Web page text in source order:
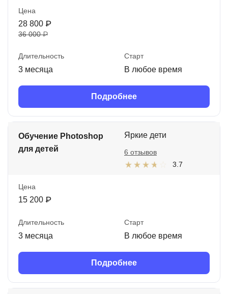
Цена
28 800 ₽
36 000 ₽
Длительность
3 месяца
Старт
В любое время
Подробнее
Обучение Photoshop
для детей
Яркие дети
3.7
6 отзывов
Цена
15 200 ₽
Длительность
3 месяца
Старт
В любое время
Подробнее